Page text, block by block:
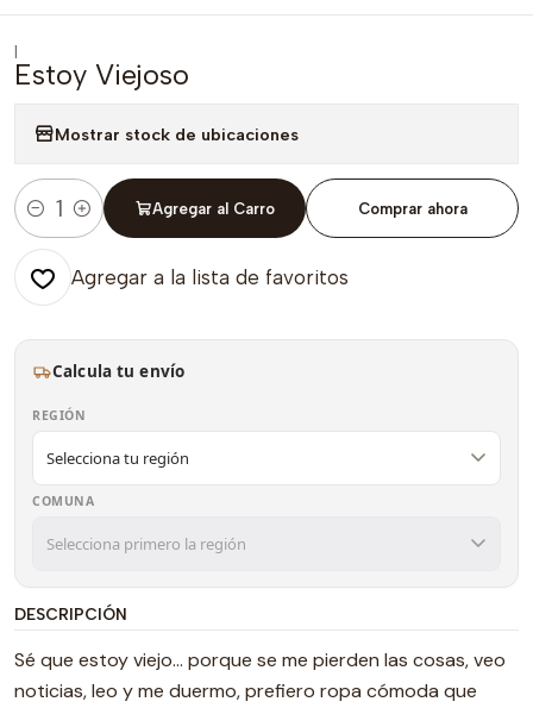
|
Estoy Viejoso
Mostrar stock de ubicaciones
Cantidad
Agregar al Carro Comprar ahora
Agregar a la lista de favoritos
Calcula tu envío
REGIÓN
COMUNA
DESCRIPCIÓN
Sé que estoy viejo… porque se me pierden las cosas, veo
noticias, leo y me duermo, prefiero ropa cómoda que